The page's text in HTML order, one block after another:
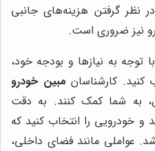
نظر گرفتن هزینه‌های جانبی
نیز ضروری است.
با توجه به نیازها و بودجه خود،
کارشناسان مبین خودرو
به شما کمک کنند. به دقت
و خودرویی را انتخاب کنید که
عواملی مانند فضای داخلی،